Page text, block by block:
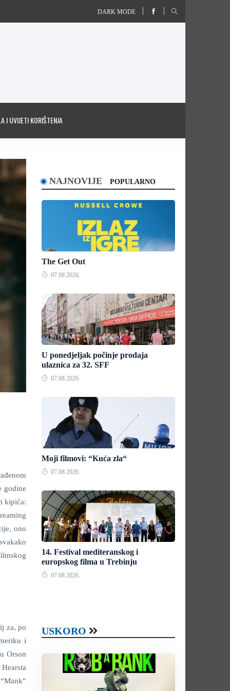
DARK MODE
I UVIJETI KORIŠTENJA
godine
kipića:
ono
za, po
i
Orson
NAJNOVIJE POPULARNO
The Get Out
07.08.2026.
U ponedjeljak počinje prodaja
ulaznica za 32. SFF
07.08.2026.
Moji filmovi: “Kuća zla“
07.08.2026.
14. Festival mediteranskog i
europskog filma u Trebinju
07.08.2026.
USKORO